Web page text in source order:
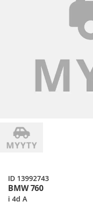
BMW 760
i 4d A
ID 13992743